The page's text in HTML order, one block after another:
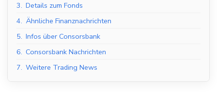
3. Details zum Fonds
4. Ähnliche Finanznachrichten
5. Infos über Consorsbank
6. Consorsbank Nachrichten
7. Weitere Trading News